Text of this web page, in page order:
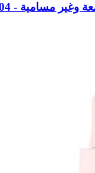
- 104 سوفت ايفوري